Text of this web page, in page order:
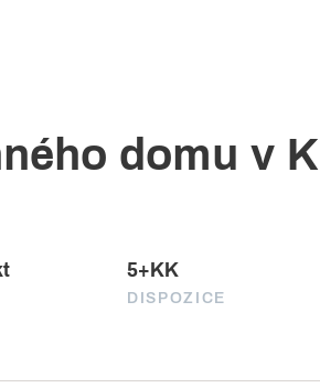
domu v
5+KK
DISPOZICE